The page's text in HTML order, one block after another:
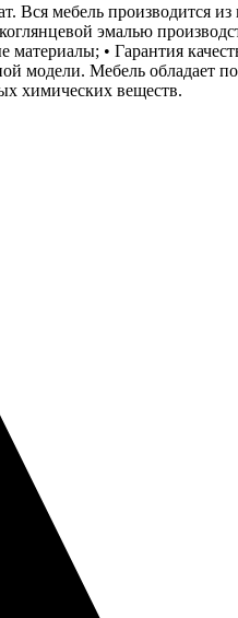
мебель производится из
эмалью
• Гарантия
модели. Мебель обладает
химических веществ.